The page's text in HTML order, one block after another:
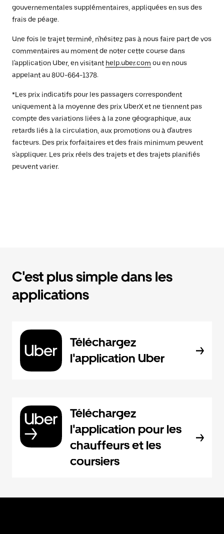
gouvernementales supplémentaires, appliquées en sus des
frais de péage.
Une fois le trajet terminé, n'hésitez pas à nous faire part de vos
commentaires au moment de noter cette course dans
l'application Uber, en visitant help.uber.com ou en nous
appelant au 800-664-1378.
*Les prix indicatifs pour les passagers correspondent
uniquement à la moyenne des prix UberX et ne tiennent pas
compte des variations liées à la zone géographique, aux
retards liés à la circulation, aux promotions ou à d'autres
facteurs. Des prix forfaitaires et des frais minimum peuvent
s'appliquer. Les prix réels des trajets et des trajets planifiés
peuvent varier.
C'est plus simple dans les
applications
Téléchargez
l'application Uber
Téléchargez
l'application pour les
chauffeurs et les
coursiers